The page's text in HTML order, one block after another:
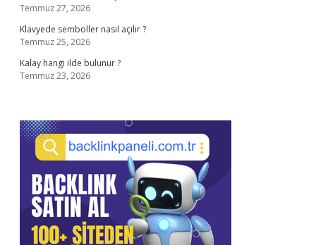
Temmuz 27, 2026
Klavyede semboller nasıl açılır ?
Temmuz 25, 2026
Kalay hangi ilde bulunur ?
Temmuz 23, 2026